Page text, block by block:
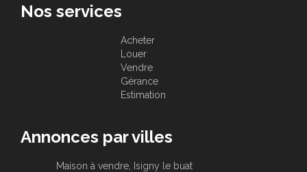
Nos services
Acheter
Louer
Vendre
Gérance
Estimation
Annonces par villes
Maison à vendre, Isigny le buat